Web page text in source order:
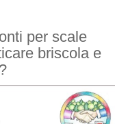
per scale
briscola e